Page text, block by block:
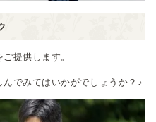
提供します。
でみてはいかがでしょうか？♪